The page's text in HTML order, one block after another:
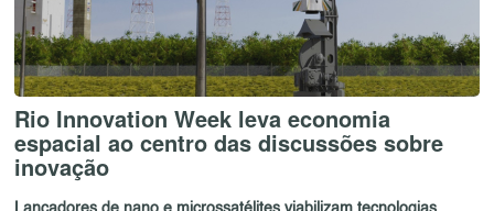
Rio Innovation Week leva economia
espacial ao centro das discussões sobre
inovação